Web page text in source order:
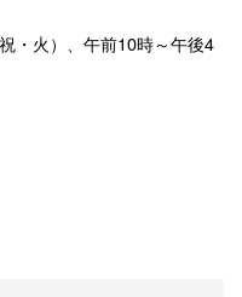
・火）、午前10時～午後4